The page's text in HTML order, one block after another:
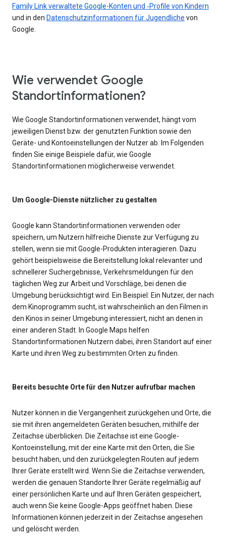
Family Link verwaltete Google-Konten und ‑Profile von Kindern
und in den Datenschutzinformationen für Jugendliche von
Google.
Wie verwendet Google
Standortinformationen?
Wie Google Standortinformationen verwendet, hängt vom
jeweiligen Dienst bzw. der genutzten Funktion sowie den
Geräte- und Kontoeinstellungen der Nutzer ab. Im Folgenden
finden Sie einige Beispiele dafür, wie Google
Standortinformationen möglicherweise verwendet.
Um Google-Dienste nützlicher zu gestalten
Google kann Standortinformationen verwenden oder
speichern, um Nutzern hilfreiche Dienste zur Verfügung zu
stellen, wenn sie mit Google-Produkten interagieren. Dazu
gehört beispielsweise die Bereitstellung lokal relevanter und
schnellerer Suchergebnisse, Verkehrsmeldungen für den
täglichen Weg zur Arbeit und Vorschläge, bei denen die
Umgebung berücksichtigt wird. Ein Beispiel: Ein Nutzer, der nach
dem Kinoprogramm sucht, ist wahrscheinlich an den Filmen in
den Kinos in seiner Umgebung interessiert, nicht an denen in
einer anderen Stadt. In Google Maps helfen
Standortinformationen Nutzern dabei, ihren Standort auf einer
Karte und ihren Weg zu bestimmten Orten zu finden.
Bereits besuchte Orte für den Nutzer aufrufbar machen
Nutzer können in die Vergangenheit zurückgehen und Orte, die
sie mit ihren angemeldeten Geräten besuchen, mithilfe der
Zeitachse überblicken. Die Zeitachse ist eine Google-
Kontoeinstellung, mit der eine Karte mit den Orten, die Sie
besucht haben, und den zurückgelegten Routen auf jedem
Ihrer Geräte erstellt wird. Wenn Sie die Zeitachse verwenden,
werden die genauen Standorte Ihrer Geräte regelmäßig auf
einer persönlichen Karte und auf Ihren Geräten gespeichert,
auch wenn Sie keine Google-Apps geöffnet haben. Diese
Informationen können jederzeit in der Zeitachse angesehen
und gelöscht werden.